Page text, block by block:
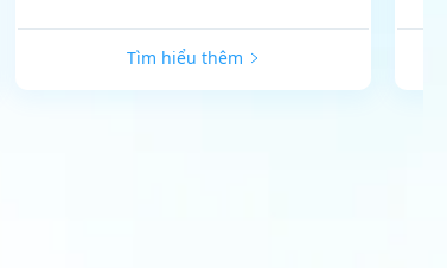
Tìm hiểu thêm